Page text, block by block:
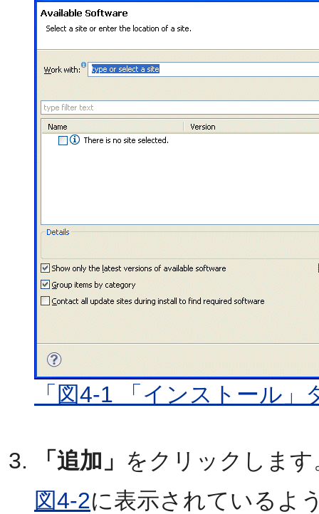
「図4-1 「インストール
「追加」 をクリックします
図4-2に表示されているよ